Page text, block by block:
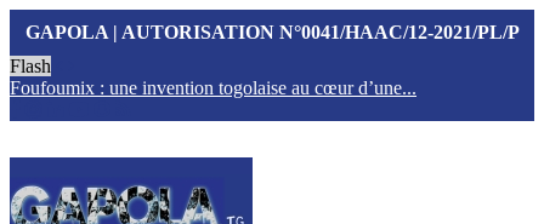
GAPOLA | AUTORISATION N°0041/HAAC/12-2021/PL/P
Flash
Foufoumix : une invention togolaise au cœur d’une...